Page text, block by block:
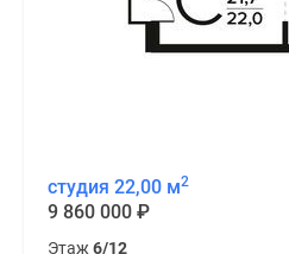
студия 22,00 м2
9 860 000 ₽
Этаж 6/12